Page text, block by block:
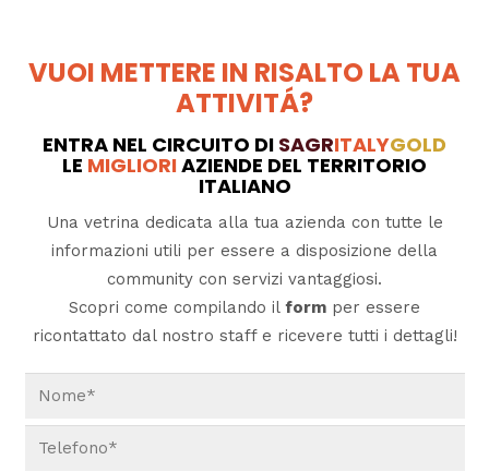
VUOI METTERE IN RISALTO LA TUA
ATTIVITÁ?
ENTRA NEL CIRCUITO DI SAGRITALYGOLD
LE MIGLIORIAZIENDE DEL TERRITORIO
ITALIANO
Una vetrina dedicata alla tua azienda con tutte le
informazioni utili per essere a disposizione della
community con servizi vantaggiosi.
Scopri come compilando il form per essere
ricontattato dal nostro staff e ricevere tutti i dettagli!